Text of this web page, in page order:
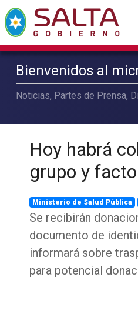
Bienvenidos al
Noticias, Partes de Prensa,
Hoy habrá
grupo y
Ministerio de Salud Pública
Se recibirán
documento de
informará sobre
para potencial